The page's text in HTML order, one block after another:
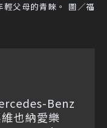
父母的青睞。 圖／福
Benz
也納愛樂